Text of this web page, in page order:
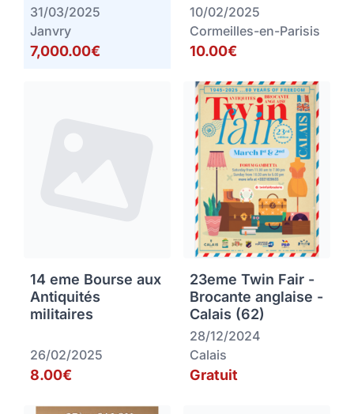
31/03/2025
Janvry
7,000.00€
10/02/2025
Cormeilles-en-Parisis
10.00€
14 eme Bourse aux
Antiquités
militaires
26/02/2025
8.00€
23eme Twin Fair -
Brocante anglaise -
Calais (62)
28/12/2024
Calais
Gratuit